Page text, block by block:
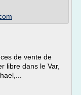
de vente de
libre dans le Var,